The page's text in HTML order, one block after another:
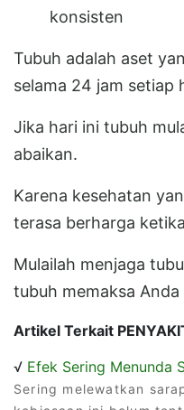
konsisten
Tubuh adalah aset
selama 24 jam setiap
Jika hari ini tubuh
abaikan.
Karena kesehatan
terasa berharga
Mulailah menjaga
tubuh memaksa
Artikel Terkait
√ Efek Sering Menunda
Sering melewatkan